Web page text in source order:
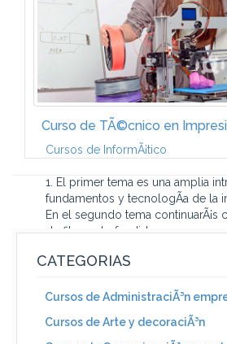
Curso de TÃ©cnico en
Cursos de InformÃ¡tico
1. El primer tema es una amplia
fundamentos y tecnologÃ­a de la
En el segundo tema continuarÃ¡s
de filamento fundido...
CATEGORIAS
Cursos de AdministraciÃ³n
Cursos de Arte y decoraciÃ³n